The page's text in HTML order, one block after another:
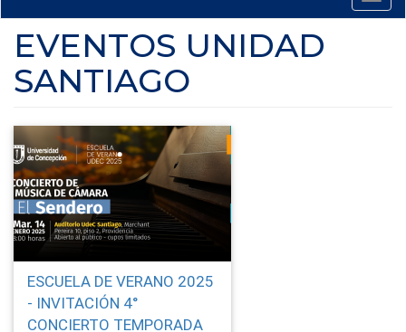
EVENTOS UNIDAD
SANTIAGO
ESCUELA DE VERANO 2025
- INVITACIÓN 4°
CONCIERTO TEMPORADA